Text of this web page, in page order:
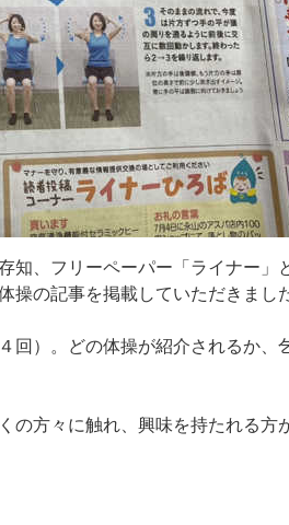
知 フ リ ーペーパー 「 ライナー 」
操の記事を掲載 していただき ま し
４ 回 ） 。 どの体操が紹介さ れるか
く の方々 に触れ 興味を持たれる方